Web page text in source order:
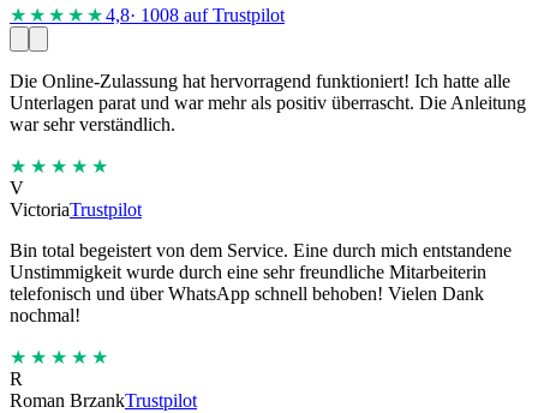
★★★★ ★4,8· 1008 auf Trustpilot
Die Online-Zulassung hat hervorragend funktioniert! Ich hatte alle
Unterlagen parat und war mehr als positiv überrascht. Die Anleitung
war sehr verständlich.
★★★★★
V
VictoriaTrustpilot
Bin total begeistert von dem Service. Eine durch mich entstandene
Unstimmigkeit wurde durch eine sehr freundliche Mitarbeiterin
telefonisch und über WhatsApp schnell behoben! Vielen Dank
nochmal!
★★★★★
R
Roman BrzankTrustpilot